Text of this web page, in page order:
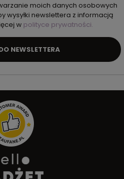
moich danych osobowych
wysyłki newslettera z informacją
w polityce prywatności.
NEWSLETTERA